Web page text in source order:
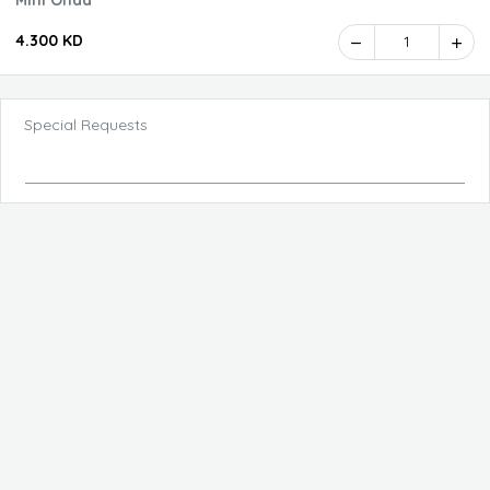
4.300 KD 1
Special Requests